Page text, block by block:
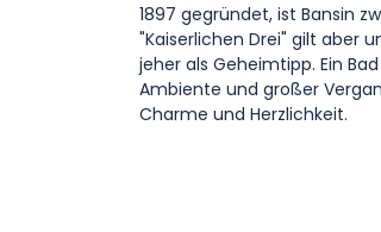
1897 gegründet, ist Bansin
"Kaiserlichen Drei" gilt aber
jeher als Geheimtipp. Ein
Ambiente und großer
Charme und Herzlichkeit.